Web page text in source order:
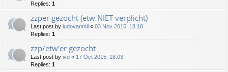
Replies: 1
zzper gezocht (etw NIET verplicht)
Last post by ludovanmil « 03 Nov 2015, 18:18
Replies: 1
zzp/etw'er gezocht
Last post by ivo « 17 Oct 2015, 18:03
Replies: 1